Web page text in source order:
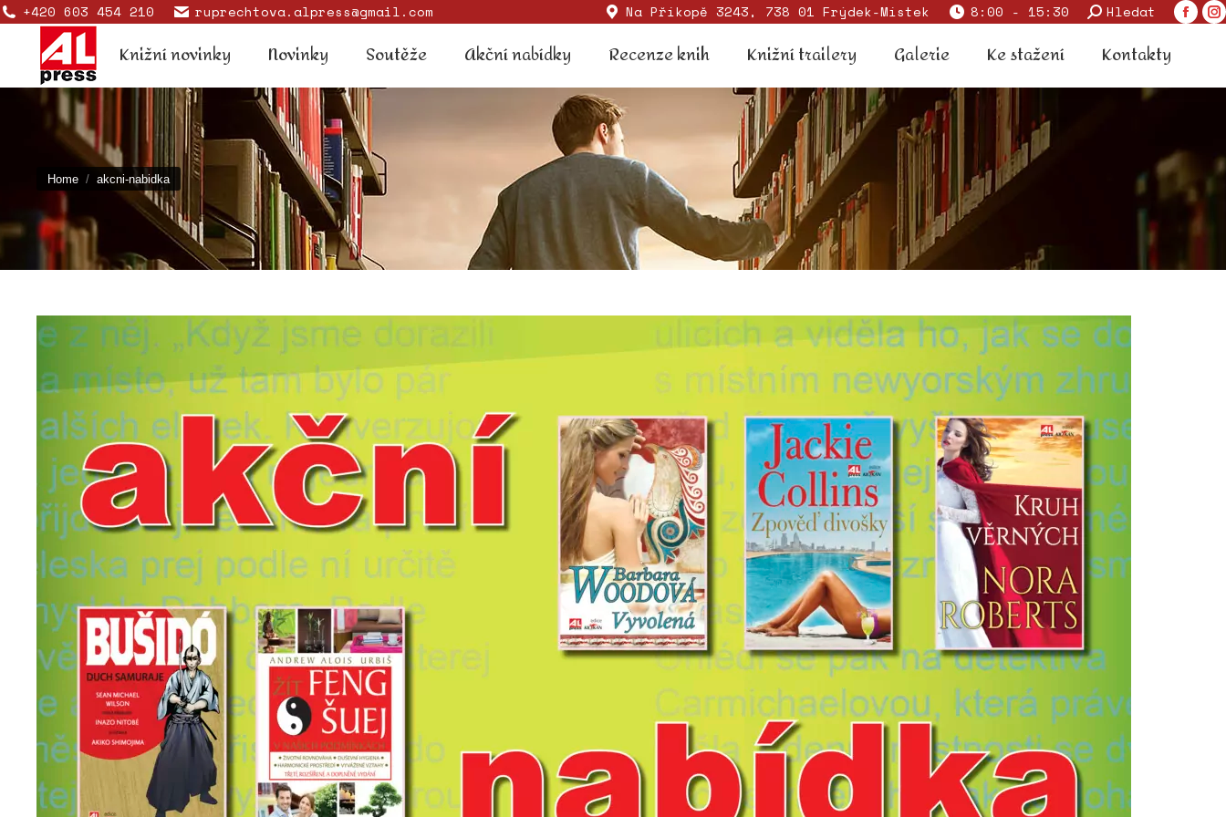
+420 603 454 210 ruprechtova.alpress@gmail.com Na Příkopě 3243, 738 01 Frýdek-Místek 8:00 - 15:30 Search:
Hledat
Knižní novinky Novinky Soutěže Akční nabídky Recenze knih Knižní trailery Galerie Ke stažení Kontakty
You are here:
Home akcni-nabidka
Knižní novinky Novinky Soutěže Akční nabídky Recenze knih Knižní trailery Galerie Ke stažení Kontakty